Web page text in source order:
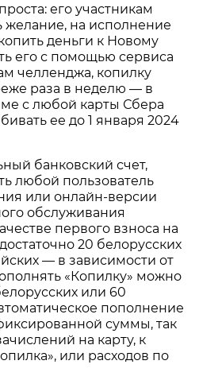
его участникам
желание, на исполнение
деньги к Новому
его с помощью сервиса
челленджа, копилку
раза в неделю — в
с любой карты Сбера
ее до 1 января 2024
банковский счет,
любой пользователь
или онлайн-версии
обслуживания
первого взноса на
20 белорусских
— в зависимости от
«Копилку» можно
или 60
пополнение
суммы, так
на карту, к
или расходов по